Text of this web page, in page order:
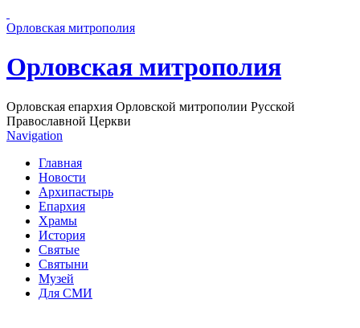
Орловская митрополия
Орловская митрополия
Орловская епархия Орловской митрополии Русской
Православной Церкви
Navigation
Главная
Новости
Архипастырь
Епархия
Храмы
История
Святые
Святыни
Музей
Для СМИ